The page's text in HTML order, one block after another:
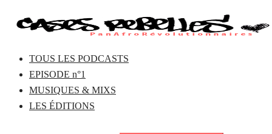
TOUS LES PODCASTS
EPISODE n°1
MUSIQUES & MIXS
LES ÉDITIONS